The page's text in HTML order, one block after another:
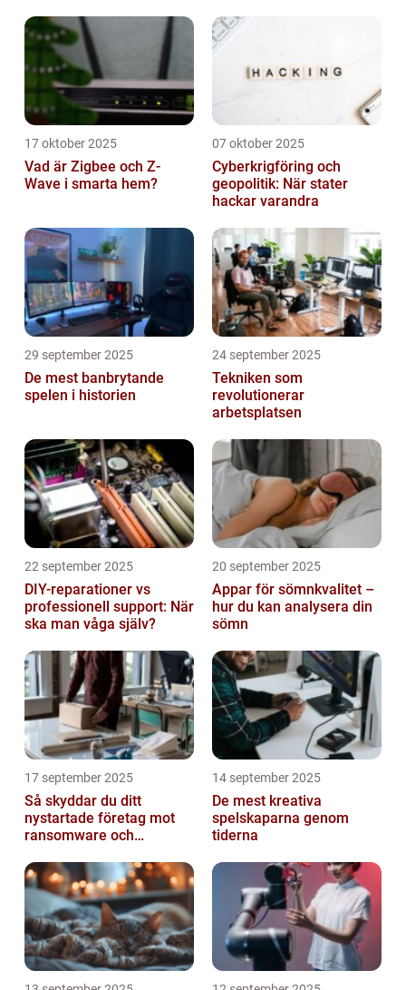
17 oktober 2025
Vad är Zigbee och Z-
Wave i smarta hem?
07 oktober 2025
Cyberkrigföring och
geopolitik: När stater
hackar varandra
29 september 2025
De mest banbrytande
spelen i historien
24 september 2025
Tekniken som
revolutionerar
arbetsplatsen
22 september 2025
DIY-reparationer vs
professionell support: När
ska man våga själv?
20 september 2025
Appar för sömnkvalitet –
hur du kan analysera din
sömn
17 september 2025
Så skyddar du ditt
nystartade företag mot
ransomware och
14 september 2025
De mest kreativa
spelskaparna genom
tiderna